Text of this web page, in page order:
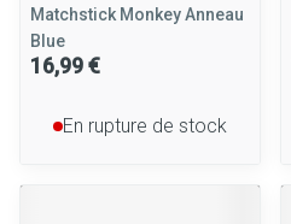
Matchstick Monkey Anneau
Blue
16,99 €
En rupture de stock